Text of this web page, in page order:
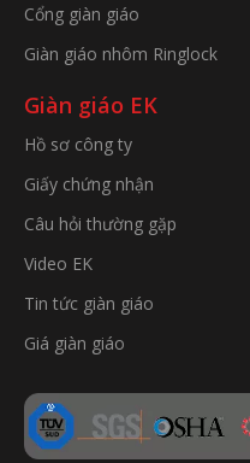
Cổng giàn giáo
Giàn giáo nhôm Ringlock
Giàn giáo EK
Hồ sơ công ty
Giấy chứng nhận
Câu hỏi thường gặp
Video EK
Tin tức giàn giáo
Giá giàn giáo